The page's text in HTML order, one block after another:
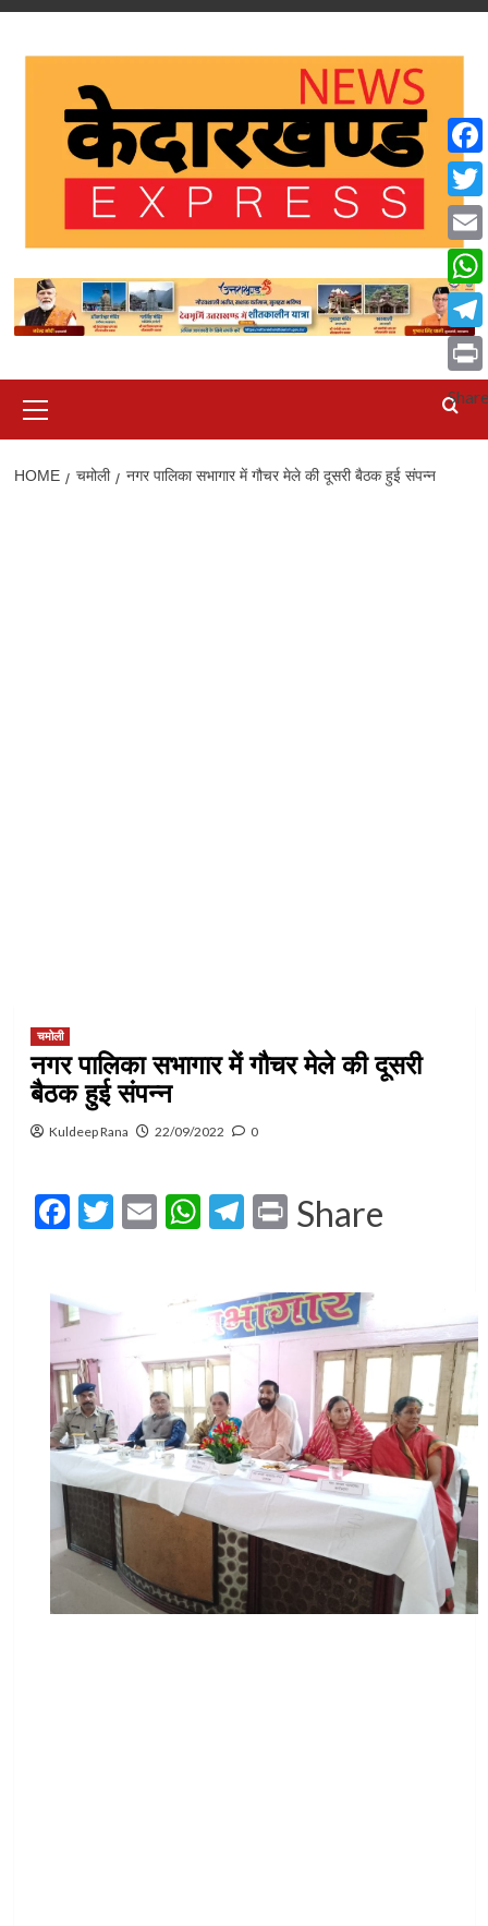
Skip
Menu
HOME चमोली नगर पालिका सभागार में गौचर मेले की दूसरी बैठक हुई संपन्न
चमोली
नगर पालिका सभागार में गौचर मेले की दूसरी
बैठक हुई संपन्न
Kuldeep Rana 22/09/2022 0
Facebook
Twitter
EmailWhatsApp
Telegram
Print
Share
Email
Print
Share